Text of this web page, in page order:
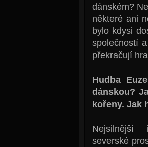
dánském?
některé ani
bylo kdysi
společností
překračují
Hudba
dánskou?
kořeny. Jak
Nejsilnější
severské